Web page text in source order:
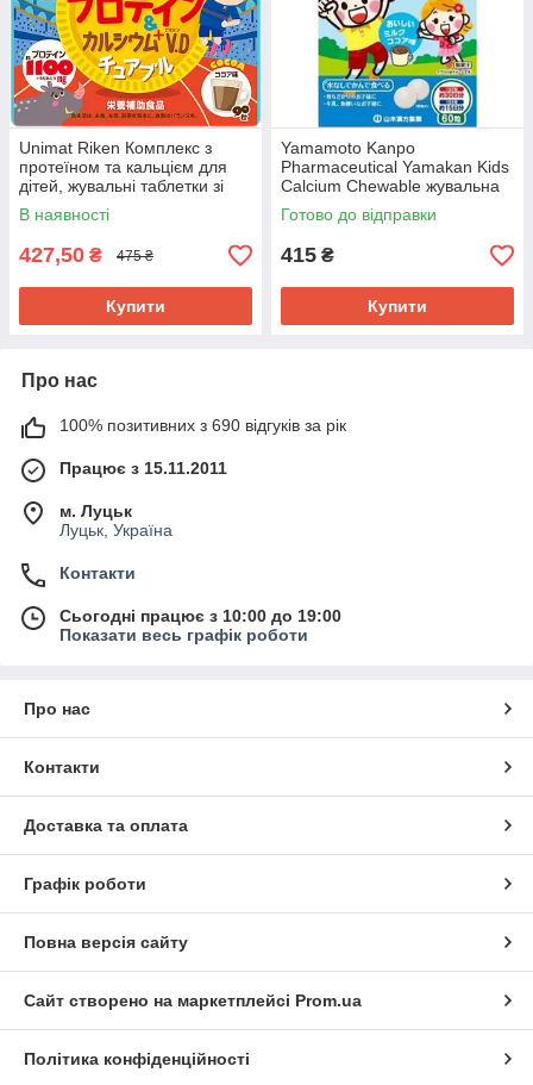
Unimat Riken Комплекс з
протеїном та кальцієм для
дітей, жувальні таблетки зі
смаком какао, 90 таблеток.
До 12/2026
В наявності
427,50 ₴ 475 ₴
Купити
Yamamoto Kanpo
Pharmaceutical Yamakan Kids
Calcium Chewable жувальна
добавка з кальцієм для дітей,
смак какао, 60 таб. До
Готово до відправки
415 ₴
Купити
Про нас
100% позитивних з 690 відгуків за рік
Працює з 15.11.2011
м. Луцьк
Луцьк, Україна
Контакти
Сьогодні працює з 10:00 до 19:00
Показати весь графік роботи
Про нас
Контакти
Доставка та оплата
Графік роботи
Повна версія сайту
Сайт створено на маркетплейсі Prom.ua
Політика конфіденційності